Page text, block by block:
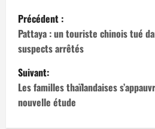
N
a
v
i
g
Précédent :
Pattaya : un touriste chinois tué
suspects arrêtés
Suivant:
Les familles thaïlandaises
nouvelle étude